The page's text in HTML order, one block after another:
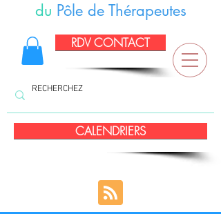
du Pôle de Thérapeutes
RDV CONTACT
CALENDRIERS